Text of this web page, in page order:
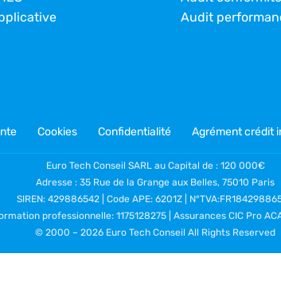
Audit
Cookies Confidentialité Agrément crédit
Euro Tech Conseil SARL au Capital de : 120 000€
Adresse : 35 Rue de la Grange aux Belles, 75010 Paris
SIREN: 429886542 | Code APE: 6201Z |
professionnelle: 1175128275 | Assurances CIC Pro
© 2000 – 2026 Euro Tech Conseil All Rights Reserved